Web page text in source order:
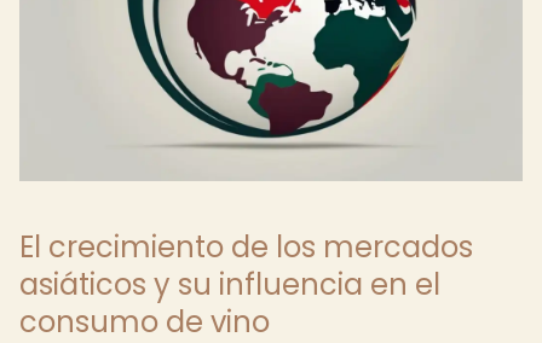
El crecimiento de los mercados
asiáticos y su influencia en el
consumo de vino